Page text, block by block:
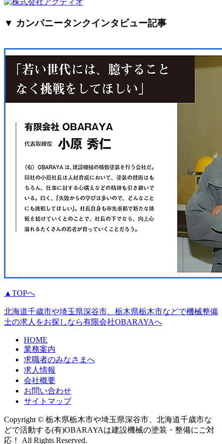
▼ カンパニータンクインタビュー記事
▲TOPへ
北海道千歳市や埼玉県深谷市、栃木県栃木市などで機械整備
士の求人をお探しなら有限会社OBARAYAへ
HOME
業務案内
求職者のみなさまへ
求人情報
会社概要
お問い合わせ
サイトマップ
Copyright © 栃木県栃木市や埼玉県深谷市、北海道千歳市な
どで活動する(有)OBARAYAは建設機械の塗装・整備にご対
応！ All Rights Reserved.